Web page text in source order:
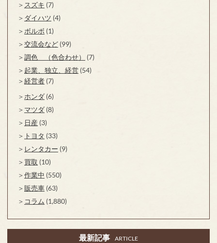
スズキ (7)
ダイハツ (4)
ボルボ (1)
交流会など (99)
調色 （色合わせ）
(7)
起業、独立、経営 (54)
経営者 (7)
ホンダ (6)
マツダ (8)
日産 (3)
トヨタ (33)
レンタカー (9)
買取 (10)
作業中 (550)
販売車 (63)
コラム (1,880)
最新記事 ARTICLE